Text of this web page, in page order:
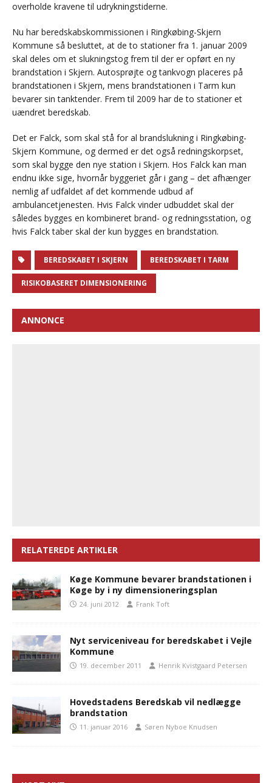
overholde kravene til udrykningstiderne.
Nu har beredskabskommissionen i Ringkøbing-Skjern
Kommune så besluttet, at de to stationer fra 1. januar 2009
skal deles om et slukningstog frem til der er opført en ny
brandstation i Skjern. Autosprøjte og tankvogn placeres på
brandstationen i Skjern, mens brandstationen i Tarm kun
bevarer sin tanktender. Frem til 2009 har de to stationer et
uændret beredskab.
Det er Falck, som skal stå for al brandslukning i Ringkøbing-
Skjern Kommune, og dermed er det også redningskorpset,
som skal bygge den nye station i Skjern. Hos Falck kan man
endnu ikke sige, hvornår byggeriet går i gang – det afhænger
nemlig af udfaldet af det kommende udbud af
ambulancetjenesten. Hvis Falck vinder udbuddet skal der
således bygges en kombineret brand- og redningsstation, og
hvis Falck taber skal der kun bygges en brandstation.
BEREDSKABET I SKJERN BEREDSKABET I TARM
RISIKOBASERET DIMENSIONERING
ANNONCE
RELATEREDE ARTIKLER
Køge Kommune bevarer brandstationen i
Køge by i ny dimensioneringsplan
24. juni 2012 Frank Toft
Nyt serviceniveau for beredskabet i Vejle
Kommune
19. december 2011 Henrik Kvistgaard Petersen
Hovedstadens Beredskab vil nedlægge
brandstation
11. januar 2016 Søren Nyboe Knudsen